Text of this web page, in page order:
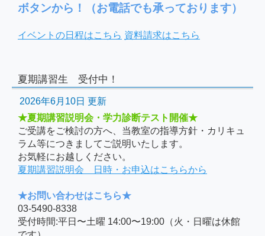
ボタンから！（お電話でも承っております）
イベントの日程はこちら 資料請求はこちら
夏期講習生 受付中！
2026年6月10日 更新
★夏期講習説明会・学力診断テスト開催★
ご受講をご検討の方へ、当教室の指導方針・カリキュ
ラム等につきましてご説明いたします。
お気軽にお越しください。
夏期講習説明会 日時・お申込はこちらから
★お問い合わせはこちら★
03-5490-8338
受付時間:平日〜土曜 14:00〜19:00（火・日曜は休館